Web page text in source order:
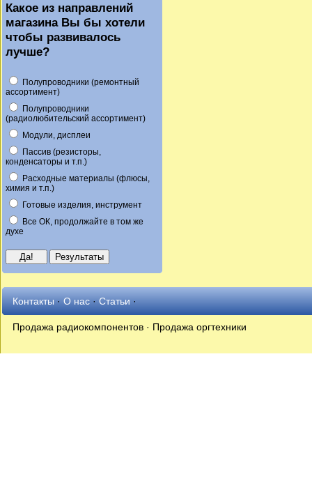
Какое из направлений
магазина Вы бы хотели
чтобы развивалось
лучше?
Полупроводники (ремонтный
ассортимент)
Полупроводники
(радиолюбительский ассортимент)
Модули, дисплеи
Пассив (резисторы,
конденсаторы и т.п.)
Расходные материалы (флюсы,
химия и т.п.)
Готовые изделия, инструмент
Все ОК, продолжайте в том же
духе
Контакты·О нас·Статьи·
Продажа радиокомпонентов · Продажа оргтехники